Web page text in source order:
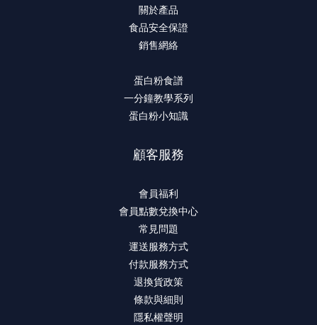
關於產品
食品安全保證
銷售網絡
蛋白粉食譜
一分鐘教學系列
蛋白粉小知識
顧客服務
會員福利
會員點數兌換中心
常見問題
運送服務方式
付款服務方式
退換貨政策
條款與細則
隱私權聲明